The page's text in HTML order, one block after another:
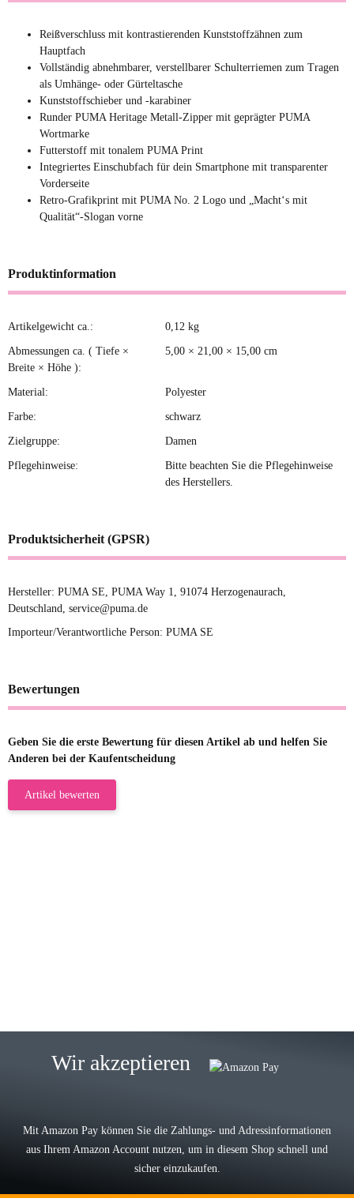
Reißverschluss mit kontrastierenden Kunststoffzähnen zum
Hauptfach
Vollständig abnehmbarer, verstellbarer Schulterriemen zum Tragen
als Umhänge- oder Gürteltasche
Kunststoffschieber und -karabiner
Runder PUMA Heritage Metall-Zipper mit geprägter PUMA
Wortmarke
Futterstoff mit tonalem PUMA Print
Integriertes Einschubfach für dein Smartphone mit transparenter
Vorderseite
Retro-Grafikprint mit PUMA No. 2 Logo und „Macht‘s mit
Qualität“-Slogan vorne
Produktinformation
Produkteigenschaft
Wert
Artikelgewicht ca.: 0,12 kg
Abmessungen ca. ( Tiefe ×
Breite × Höhe ):
5,00 × 21,00 × 15,00 cm
Material: Polyester
Farbe: schwarz
Zielgruppe: Damen
Pflegehinweise:
Bitte beachten Sie die Pflegehinweise
des Herstellers.
Produktsicherheit (GPSR)
Hersteller: PUMA SE, PUMA Way 1, 91074 Herzogenaurach,
Deutschland, service@puma.de
Importeur/Verantwortliche Person: PUMA SE
Bewertungen
Geben Sie die erste Bewertung für diesen Artikel ab und helfen Sie
Anderen bei der Kaufentscheidung
Artikel bewerten
Lieferung, man kann bedenkenlos
Wir akzeptieren
Mit Amazon Pay können Sie die Zahlungs- und Adressinformationen
aus Ihrem Amazon Account nutzen, um in diesem Shop schnell und
sicher einzukaufen.